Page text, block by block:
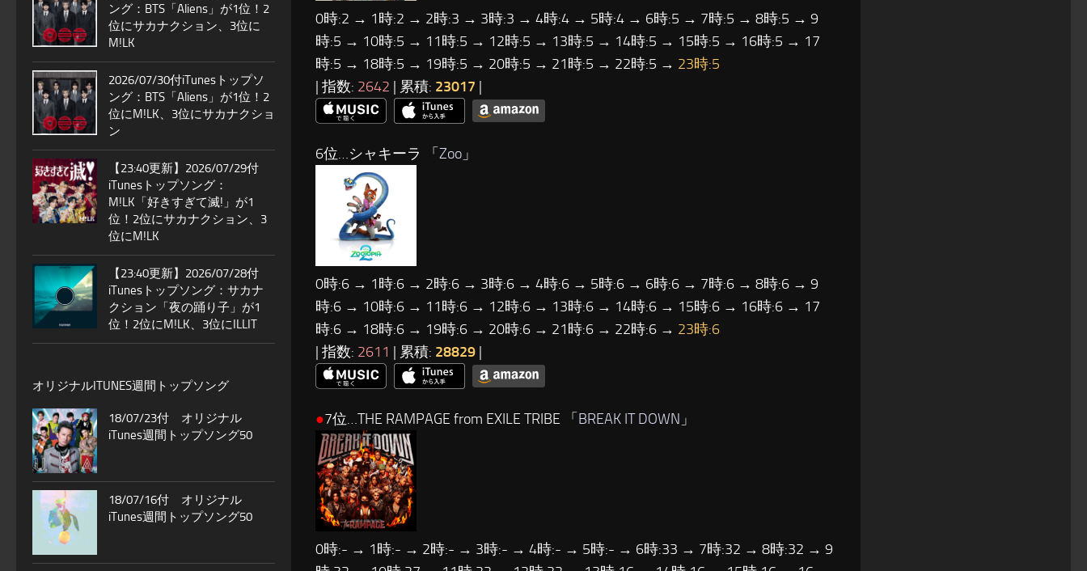
0時:2 → 1時:2 → 2時:3 → 3時:3 → 4時:4 → 5時:4 → 6時:5 → 7時:5 → 8時:5 → 9
時:5 → 10時:5 → 11時:5 → 12時:5 → 13時:5 → 14時:5 → 15時:5 → 16時:5 → 17
時:5 → 18時:5 → 19時:5 → 20時:5 → 21時:5 → 22時:5 → 23時:5
| 指数: 2642 | 累積: 23017 |
6位…シャキーラ 「 Zoo 」
0時:6 → 1時:6 → 2時:6 → 3時:6 → 4時:6 → 5時:6 → 6時:6 → 7時:6 → 8時:6 → 9
時:6 → 10時:6 → 11時:6 → 12時:6 → 13時:6 → 14時:6 → 15時:6 → 16時:6 → 17
時:6 → 18時:6 → 19時:6 → 20時:6 → 21時:6 → 22時:6 → 23時:6
| 指数: 2611 | 累積: 28829 |
●7位…THE RAMPAGE from EXILE TRIBE 「 BREAK IT DOWN 」
0時:- → 1時:- → 2時:- → 3時:- → 4時:- → 5時:- → 6時:33 → 7時:32 → 8時:32 → 9
ング：BTS「Aliens」が1位！2
位にサカナクション、3位に
M!LK
2026/07/30付iTunesトップソ
ング：BTS「Aliens」が1位！2
位にM!LK、3位にサカナクショ
ン
【23:40更新】2026/07/29付
iTunesトップソング：
M!LK「好きすぎて滅!」が1
位！2位にサカナクション、3
位にM!LK
【23:40更新】2026/07/28付
iTunesトップソング：サカナ
クション「夜の踊り子」が1
位！2位にM!LK、3位にILLIT
オリジナルITUNES週間トップソング
18/07/23付 オリジナル
iTunes週間トップソング50
18/07/16付 オリジナル
iTunes週間トップソング50